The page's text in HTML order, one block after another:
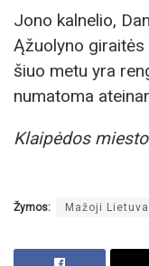
Jono kalnelio,
Ąžuolyno
šiuo metu yra
numatoma
Klaipėdos
Žymos: Mažoji Lietuva